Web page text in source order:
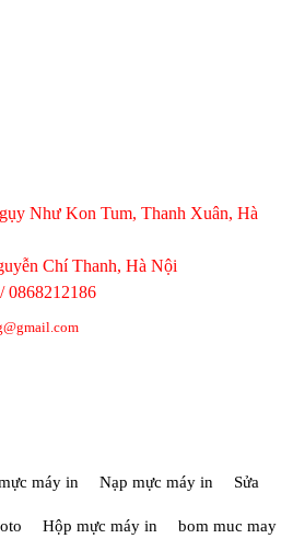
Như Kon Tum, Thanh Xuân, Hà
Chí Thanh, Hà Nội
0868212186
máy in Nạp mực máy in Sửa
Hộp mực máy in bom muc may